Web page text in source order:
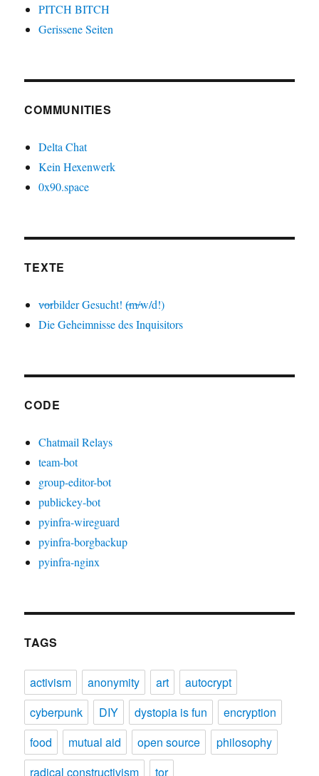
PITCH BITCH
Gerissene Seiten
COMMUNITIES
Delta Chat
Kein Hexenwerk
0x90.space
TEXTE
v̶o̶rbilder Gesucht! (̶m̶/̶w/d!)
Die Geheimnisse des Inquisitors
CODE
Chatmail Relays
team-bot
group-editor-bot
publickey-bot
pyinfra-wireguard
pyinfra-borgbackup
pyinfra-nginx
TAGS
activism anonymity art
autocrypt
cyberpunk
DIY dystopia is fun
encryption
food
mutual aid open source
philosophy
radical constructivism
tor